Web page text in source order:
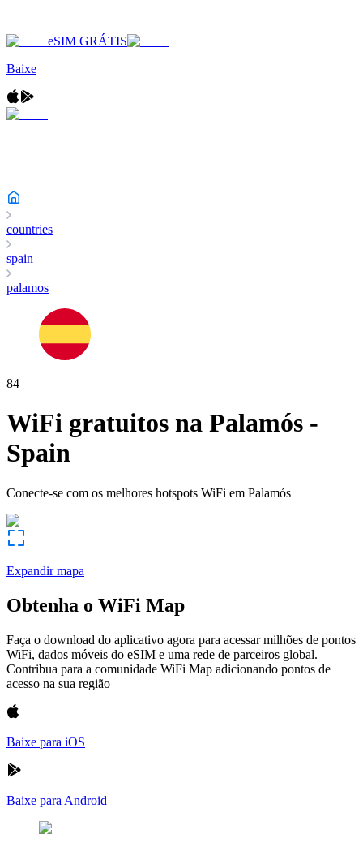
eSIM GRÁTIS
Baixe
countries
spain
palamos
84
WiFi gratuitos na Palamós -
Spain
Conecte-se com os melhores hotspots WiFi em Palamós
Expandir mapa
Obtenha o WiFi Map
Faça o download do aplicativo agora para acessar milhões de pontos
WiFi, dados móveis do eSIM e uma rede de parceiros global.
Contribua para a comunidade WiFi Map adicionando pontos de
acesso na sua região
Baixe para iOS
Baixe para Android